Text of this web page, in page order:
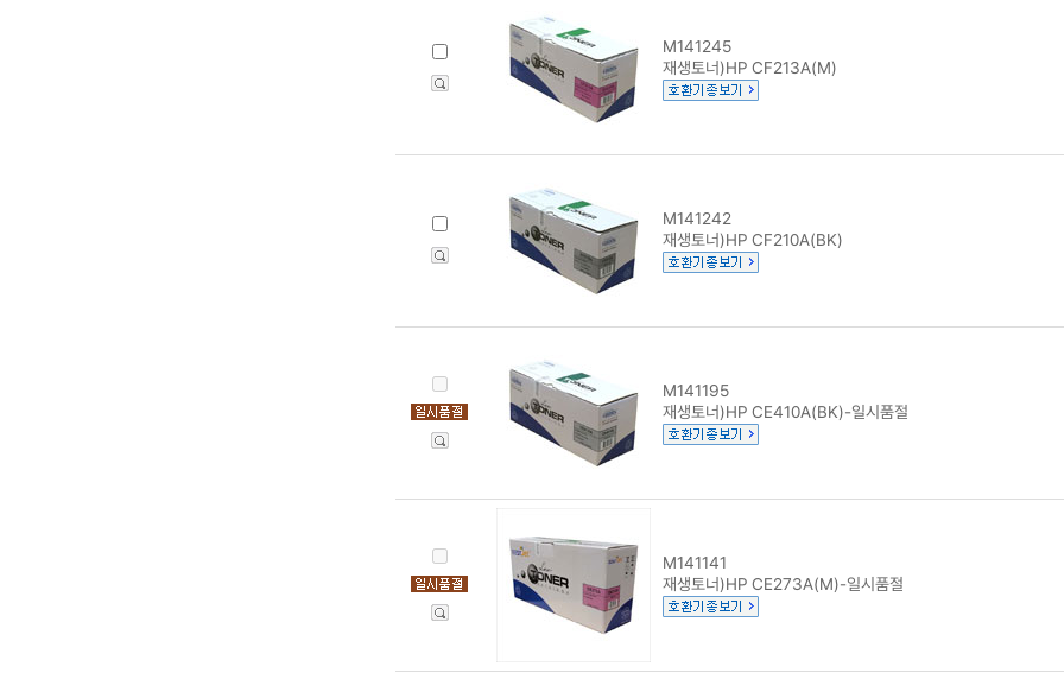
M141245
재생토너)HP CF213A(M)
M141242
재생토너)HP CF210A(BK)
M141195
재생토너)HP CE410A(BK)-일시품절
M141141
재생토너)HP CE273A(M)-일시품절